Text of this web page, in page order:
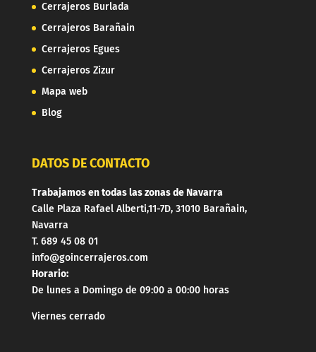
Cerrajeros Burlada
Cerrajeros Barañain
Cerrajeros Egues
Cerrajeros Zizur
Mapa web
Blog
DATOS DE CONTACTO
Trabajamos en todas las zonas de Navarra
Calle Plaza Rafael Alberti,11-7D, 31010 Barañain,
Navarra
T. 689 45 08 01
info@goincerrajeros.com
Horario:
De lunes a Domingo de 09:00 a 00:00 horas
Viernes cerrado